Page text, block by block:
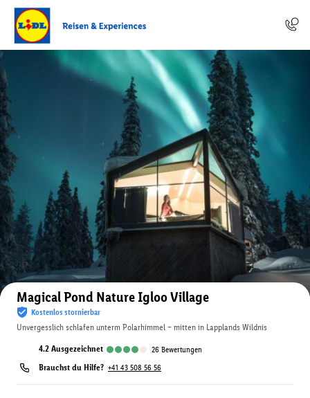
Auf der Karte anzeigen
Magical Pond Nature Igloo Village
Kostenlos stornierbar
Unvergesslich schlafen unterm Polarhimmel – mitten in Lapplands Wildnis
4.2 ausgezeichnet 26 Bewertungen
Brauchst du Hilfe? +41 43 508 56 56